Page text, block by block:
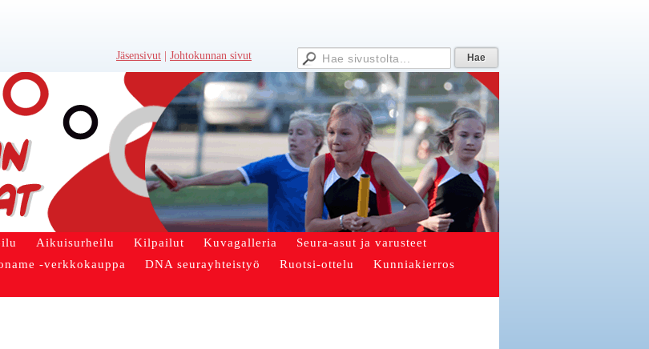
Jäsensivut Johtokunnan sivut
Aikuisurheilu Kilpailut Kuvagalleria
Seura-asut ja varusteet
-verkkokauppa DNA seurayhteistyö Ruotsi-ottelu
Kunniakierros